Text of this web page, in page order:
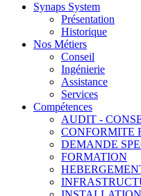
Synaps System
Présentation
Historique
Nos Métiers
Conseil
Ingénierie
Assistance
Services
Compétences
AUDIT -
CONFORMITE
DEMANDE
FORMATION